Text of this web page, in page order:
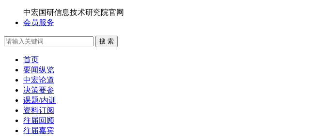
中宏国研信息技术研究院官网
会员服务
搜 索
首页
要闻纵览
中宏论道
决策要参
课题/内训
资料订阅
往届回顾
往届嘉宾